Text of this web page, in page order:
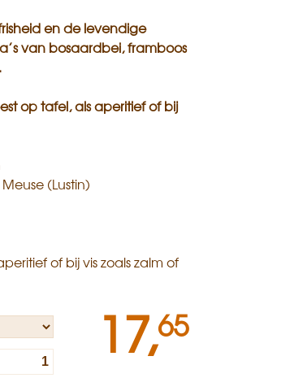
en de levendige
van bosaardbei, framboos
op tafel, als aperitief of bij
(Lustin)
of bij vis zoals zalm of
17,65